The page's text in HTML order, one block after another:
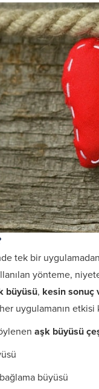
tek bir
yönteme,
büyüsü, kesin sonuç
uygulamanın
aşk büyüsü
büyüsü